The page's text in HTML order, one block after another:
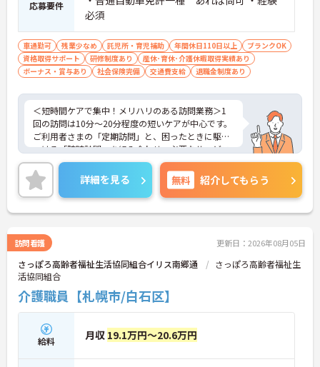
応募要件
必須
車通勤可 残業少なめ 託児所・育児補助 年間休日110日以上
ブランクOK
資格取得サポート
研修制度あり
産休･育休･介護休暇取得実績あり
ボーナス・賞与あり
社会保険完備 交通費支給 退職金制度あり
＜短時間ケアで集中！メリハリのある訪問業務＞1
回の訪問は10分～20分程度の短いケアが中心です。
ご利用者さまの「定期訪問」と、困ったときに駆け
つける「随時訪問」を組み合わせ、必要なサービス
を必要な分だけお届けします。長時間拘束されるケ
アではないため、テキパキとメリハリをつけて働き
たい方にぴったりのお仕事です。
＜しっかり休んでリフレッシュできる環境＞年間公
休は110日あり、月8～10日のお休みが確保されてい
暇が＋3日付与されるのも嬉しいポイント（入社時
期による）。仕事だけでなく、プライベートの時間
もしっかり大切にできるため、無理なく長く続けら
れる環境です。
詳細を見る 無料 紹介してもらう
訪問看護 更新日：2026年08月05日
さっぽろ高齢者福祉生活協同組合イリス南郷通
さっぽろ高齢者福祉生
活協同組合
介護職員【札幌市/白石区】
給料 月収 19.1万円～20.6万円